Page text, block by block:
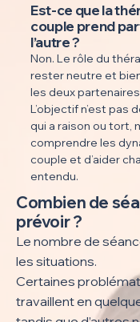
Est-ce que la
couple prend
l’autre ?
Non. Le rôle du
rester neutre et
les deux
L’objectif n’est pas
qui a raison ou tort,
comprendre les
couple et d’aider
entendu.
Combien de
prévoir ?
Le nombre de
les situations.
Certaines
travaillent en